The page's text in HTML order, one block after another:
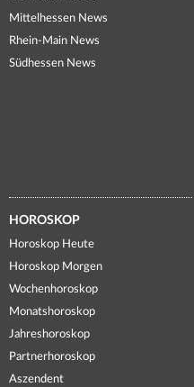
Mittelhessen News
Rhein-Main News
Südhessen News
HOROSKOP
Horoskop Heute
Horoskop Morgen
Wochenhoroskop
Monatshoroskop
Jahreshoroskop
Partnerhoroskop
Aszendent